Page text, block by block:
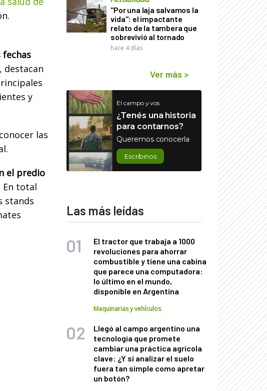
fechas
destacan
y
las
el predio
En total
stands
"Por una laja salvamos la
vida": el impactante
relato de la tambera que
sobrevivió al tornado
hace 4 días
Ver más >
El campo y vos
¿Tenés una historia
para contarnos?
Queremos conocerla
Escribinos
Las más leídas
El tractor que trabaja a 1000
revoluciones para ahorrar
combustible y tiene una cabina
que parece una computadora:
lo último en el mundo,
disponible en Argentina
Maquinarias y vehículos
Llegó al campo argentino una
tecnología que promete
cambiar una práctica agrícola
clave: ¿Y si analizar el suelo
fuera tan simple como apretar
un botón?